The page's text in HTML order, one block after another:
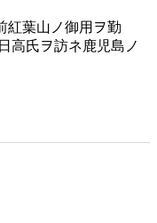
葉山ノ御用ヲ勤
氏ヲ訪ネ鹿児島ノ